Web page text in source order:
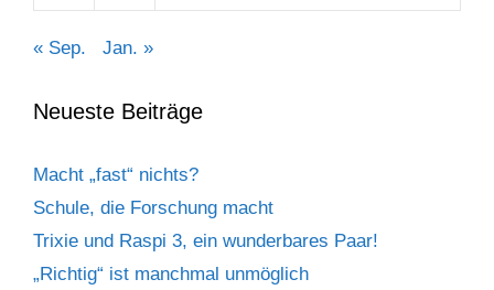
« Sep. Jan. »
Neueste Beiträge
Macht „fast“ nichts?
Schule, die Forschung macht
Trixie und Raspi 3, ein wunderbares Paar!
„Richtig“ ist manchmal unmöglich